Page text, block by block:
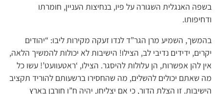
בשפה האנגלית השגורה על פיו, בנחיצות העניין, חומרתו
ודחיפותו.
בהמשך, השמיע מרן הגר”ד לנדו זעקה מקירות ליבו: “יהודים
יקרים, ידידים נדיבי לב, הצילו! הישיבות לא יכולות להמשיך הלאה,
אין להן אפשרות, הן עלולות להיסגר. הצילו, ‘ראטעוועט’! עשו כל
מה שאתם יכולים להשלים, מה שהחסירו ברשעותם להוריד תקציב
הישיבות. זו הצלת הדור, כי אם יצליחו, יהיה ח”ו חורבן בארץ